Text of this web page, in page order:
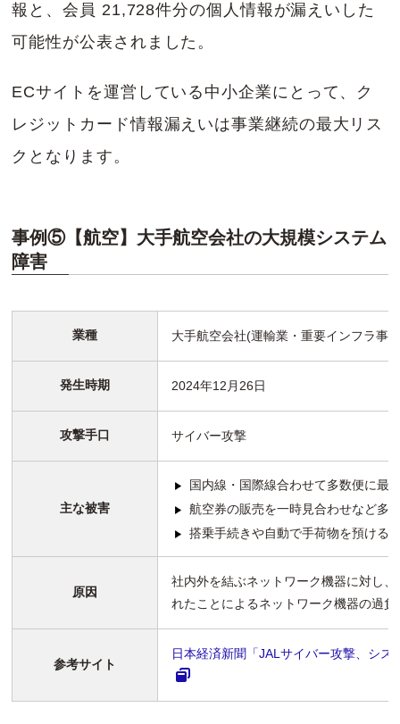
報と、会員 21,728件分の個人情報が漏えいした
可能性が公表されました。
ECサイトを運営している中小企業にとって、ク
レジットカード情報漏えいは事業継続の最大リス
クとなります。
事例⑤【航空】大手航空会社の大規模システム
障害
業種 大手航空会社(運輸業・重要インフラ事
発生時期 2024年12月26日
攻撃手口 サイバー攻撃
主な被害
国内線・国際線合わせて多数便に最
航空券の販売を一時見合わせなど多
搭乗手続きや自動で手荷物を預ける
原因
社内外を結ぶネットワーク機器に対し
れたことによるネットワーク機器の過負
参考サイト
日本経済新聞「JALサイバー攻撃、シ